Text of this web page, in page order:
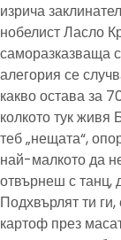
изрича
нобелист Ласло
саморазказваща
алегория се
какво остава за
колкото тук
теб „нещата“,
най-малкото да
отвърнеш с танц,
Подхвърлят ти
картоф през